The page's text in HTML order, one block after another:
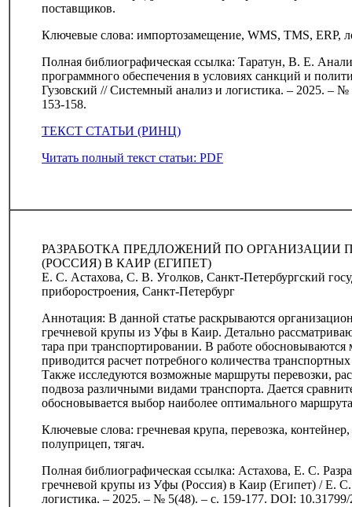
поставщиков.
Ключевые слова: импортозамещение, WMS, TMS,
Полная библиографическая ссылка: Таратун, В. Е.
программного обеспечения в условиях санкций и
Гузовский // Системный анализ и логистика. – 2025. –
153-158.
ТЕКСТ СТАТЬИ (РИНЦ)
Читать полный текст статьи: PDF
РАЗРАБОТКА ПРЕДЛОЖЕНИЙ ПО ОРГАНИЗАЦИИ
(РОССИЯ) В КАИР (ЕГИПЕТ)
Е. С. Астахова, С. В. Уголков, Санкт-Петербургский
приборостроения, Санкт-Петербург
Аннотация: В данной статье раскрываются
гречневой крупы из Уфы в Каир. Детально
тара при транспортировании. В работе
приводится расчет потребного количества
Также исследуются возможные маршруты перевозки,
подвоза различными видами транспорта. Дается
обосновывается выбор наиболее оптимального
Ключевые слова: гречневая крупа, перевозка,
полуприцеп, тягач.
Полная библиографическая ссылка: Астахова, Е. С.
гречневой крупы из Уфы (Россия) в Каир (Египет) / Е.
логистика. – 2025. – № 5(48). – с. 159-177. DOI: